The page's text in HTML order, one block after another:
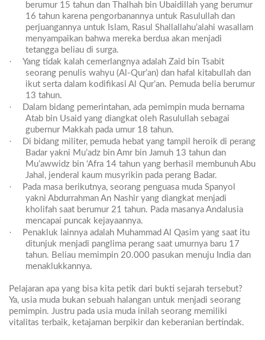
berumur 15 tahun dan Thalhah bin Ubaidillah yang berumur
16 tahun karena pengorbanannya untuk Rasulullah dan
perjuangannya untuk Islam, Rasul Shallallahu’alahi wasallam
menyampaikan bahwa mereka berdua akan menjadi
tetangga beliau di surga.
·
Yang tidak kalah cemerlangnya adalah Zaid bin Tsabit
seorang penulis wahyu (Al-Qur’an) dan hafal kitabullah dan
ikut serta dalam kodifikasi Al Qur’an. Pemuda belia berumur
13 tahun.
·
Dalam bidang pemerintahan, ada pemimpin muda bernama
Atab bin Usaid yang diangkat oleh Rasulullah sebagai
gubernur Makkah pada umur 18 tahun.
·
Di bidang militer, pemuda hebat yang tampil heroik di perang
Badar yakni Mu’adz bin Amr bin Jamuh 13 tahun dan
Mu’awwidz bin ‘Afra 14 tahun yang berhasil membunuh Abu
Jahal, jenderal kaum musyrikin pada perang Badar.
·
Pada masa berikutnya, seorang penguasa muda Spanyol
yakni Abdurrahman An Nashir yang diangkat menjadi
kholifah saat berumur 21 tahun. Pada masanya Andalusia
mencapai puncak kejayaannya.
·
Penakluk lainnya adalah Muhammad Al Qasim yang saat itu
ditunjuk menjadi panglima perang saat umurnya baru 17
tahun. Beliau memimpin 20.000 pasukan menuju India dan
menaklukkannya.
Pelajaran apa yang bisa kita petik dari bukti sejarah tersebut?
Ya, usia muda bukan sebuah halangan untuk menjadi seorang
pemimpin. Justru pada usia muda inilah seorang memiliki
vitalitas terbaik, ketajaman berpikir dan keberanian bertindak.